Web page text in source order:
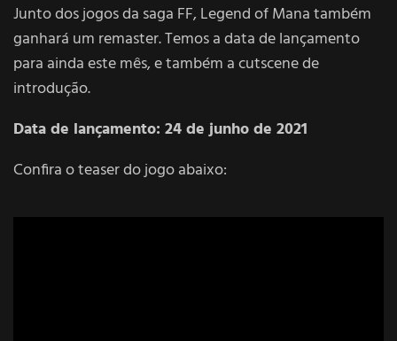
Junto dos jogos da saga FF, Legend of Mana também
ganhará um remaster. Temos a data de lançamento
para ainda este mês, e também a cutscene de
introdução.
Data de lançamento: 24 de junho de 2021
Confira o teaser do jogo abaixo: